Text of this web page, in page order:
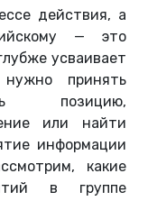
действия, а
— это
усваивает
принять
позицию,
или найти
информации
какие
в группе